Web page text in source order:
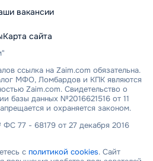
вакансии
Карта сайта
ссылка на Zaim.com обязательна.
МФО, Ломбардов и КПК являются
Zaim.com. Свидетельство о
базы данных №2016621516 от 11
и охраняется законом.
77 - 68179 от 27 декабря 2016
с политикой cookies. Сайт